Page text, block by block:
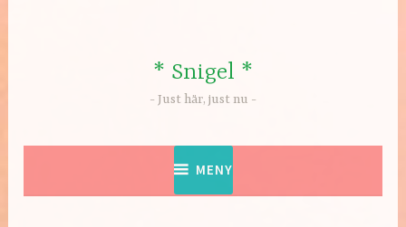
* Snigel *
Just här, just nu
MENY